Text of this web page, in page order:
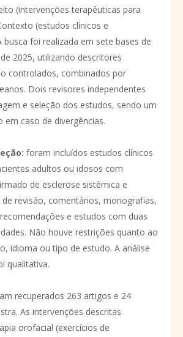
(intervenções terapêuticas para
(estudos clínicos e
busca foi realizada em sete bases de
2025, utilizando descritores
controlados, combinados por
Dois revisores independentes
e seleção dos estudos, sendo um
em caso de divergências.
: foram incluídos estudos clínicos
adultos ou idosos com
de esclerose sistêmica e
revisão, comentários, monografias,
e estudos com duas
Não houve restrições quanto ao
idioma ou tipo de estudo. A análise
qualitativa.
recuperados 263 artigos e 24
As intervenções descritas
orofacial (exercícios de